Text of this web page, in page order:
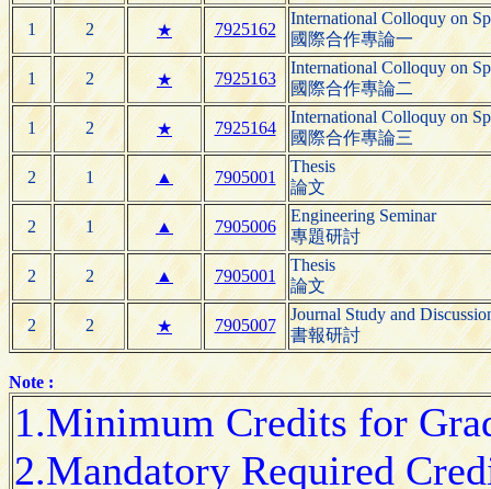
1 2 ★ 7925162
International Colloquy on
國際合作專論一
1 2 ★ 7925163
International Colloquy on
國際合作專論二
1 2 ★ 7925164
International Colloquy on
國際合作專論三
2 1 ▲ 7905001
Thesis
論文
2 1 ▲ 7905006
Engineering Seminar
專題研討
2 2 ▲ 7905001
Thesis
論文
2 2 ★ 7905007
Journal Study and
書報研討
Note :
1.Minimum Credits for
2.Mandatory Required